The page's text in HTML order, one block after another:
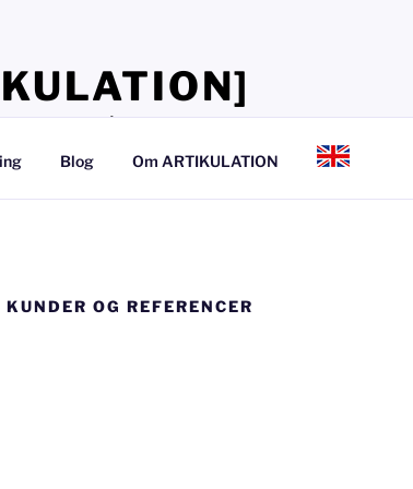
at tale så det kan mærkes
Blog Om ARTIKULATION
OG REFERENCER